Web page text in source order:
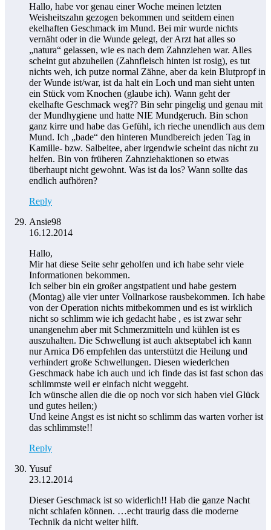
Hallo, habe vor genau einer Woche meinen letzten
Weisheitszahn gezogen bekommen und seitdem einen
ekelhaften Geschmack im Mund. Bei mir wurde nichts
vernäht oder in die Wunde gelegt, der Arzt hat alles so
„natura“ gelassen, wie es nach dem Zahnziehen war. Alles
scheint gut abzuheilen (Zahnfleisch hinten ist rosig), es tut
nichts weh, ich putze normal Zähne, aber da kein Blutpropf in
der Wunde ist/war, ist da halt ein Loch und man sieht unten
ein Stück vom Knochen (glaube ich). Wann geht der
ekelhafte Geschmack weg?? Bin sehr pingelig und genau mit
der Mundhygiene und hatte NIE Mundgeruch. Bin schon
ganz kirre und habe das Gefühl, ich rieche unendlich aus dem
Mund. Ich „bade“ den hinteren Mundbereich jeden Tag in
Kamille- bzw. Salbeitee, aber irgendwie scheint das nicht zu
helfen. Bin von früheren Zahnziehaktionen so etwas
überhaupt nicht gewohnt. Was ist da los? Wann sollte das
endlich aufhören?
Reply
Ansie98
16.12.2014
Hallo,
Mir hat diese Seite sehr geholfen und ich habe sehr viele
Informationen bekommen.
Ich selber bin ein großer angstpatient und habe gestern
(Montag) alle vier unter Vollnarkose rausbekommen. Ich habe
von der Operation nichts mitbekommen und es ist wirklich
nicht so schlimm wie ich gedacht habe , es ist zwar sehr
unangenehm aber mit Schmerzmitteln und kühlen ist es
auszuhalten. Die Schwellung ist auch aktseptabel ich kann
nur Arnica D6 empfehlen das unterstützt die Heilung und
verhindert große Schwellungen. Diesen wiederlchen
Geschmack habe ich auch und ich finde das ist fast schon das
schlimmste weil er einfach nicht weggeht.
Ich wünsche allen die die op noch vor sich haben viel Glück
und gutes heilen;)
Und keine Angst es ist nicht so schlimm das warten vorher ist
das schlimmste!!
Reply
Yusuf
23.12.2014
Dieser Geschmack ist so widerlich!! Hab die ganze Nacht
nicht schlafen können. …echt traurig dass die moderne
Technik da nicht weiter hilft.